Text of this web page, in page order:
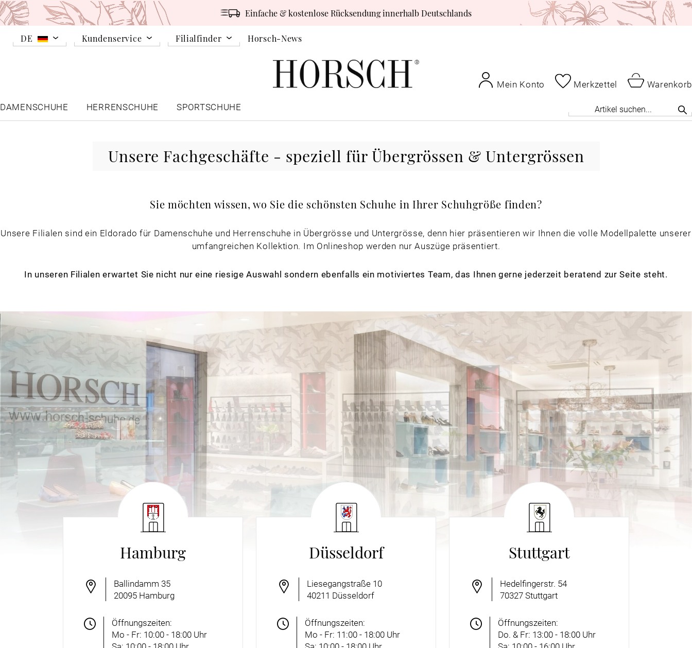
Einfache & kostenlose Rücksendung innerhalb Deutschlands
DE Kundenservice Filialfinder Horsch-News
Mein Konto Merkzettel
Warenkorb
DAMENSCHUHE
HERRENSCHUHE SPORTSCHUHE
Unsere Fachgeschäfte - speziell für Übergrössen & Untergrössen
Sie möchten wissen, wo Sie die schönsten Schuhe in Ihrer Schuhgröße finden?
Unsere Filialen sind ein Eldorado für Damenschuhe und Herrenschuhe in Übergrösse und Untergrösse, denn hier präsentieren wir Ihnen die volle Modellpalette unserer
umfangreichen Kollektion. Im Onlineshop werden nur Auszüge präsentiert.
In unseren Filialen erwartet Sie nicht nur eine riesige Auswahl sondern ebenfalls ein motiviertes Team, das Ihnen gerne jederzeit beratend zur Seite steht.
Hamburg
Ballindamm 35
20095 Hamburg
Öffnungszeiten:
Mo - Fr: 10:00 - 18:00 Uhr
Düsseldorf
Liesegangstraße 10
40211 Düsseldorf
Öffnungszeiten:
Mo - Fr: 11:00 - 18:00 Uhr
Stuttgart
Hedelfingerstr. 54
70327Stuttgart
Öffnungszeiten:
Do. & Fr: 13:00 - 18:00 Uhr